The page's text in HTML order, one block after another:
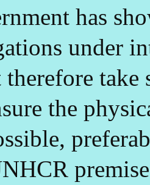
has
under
therefore take
the